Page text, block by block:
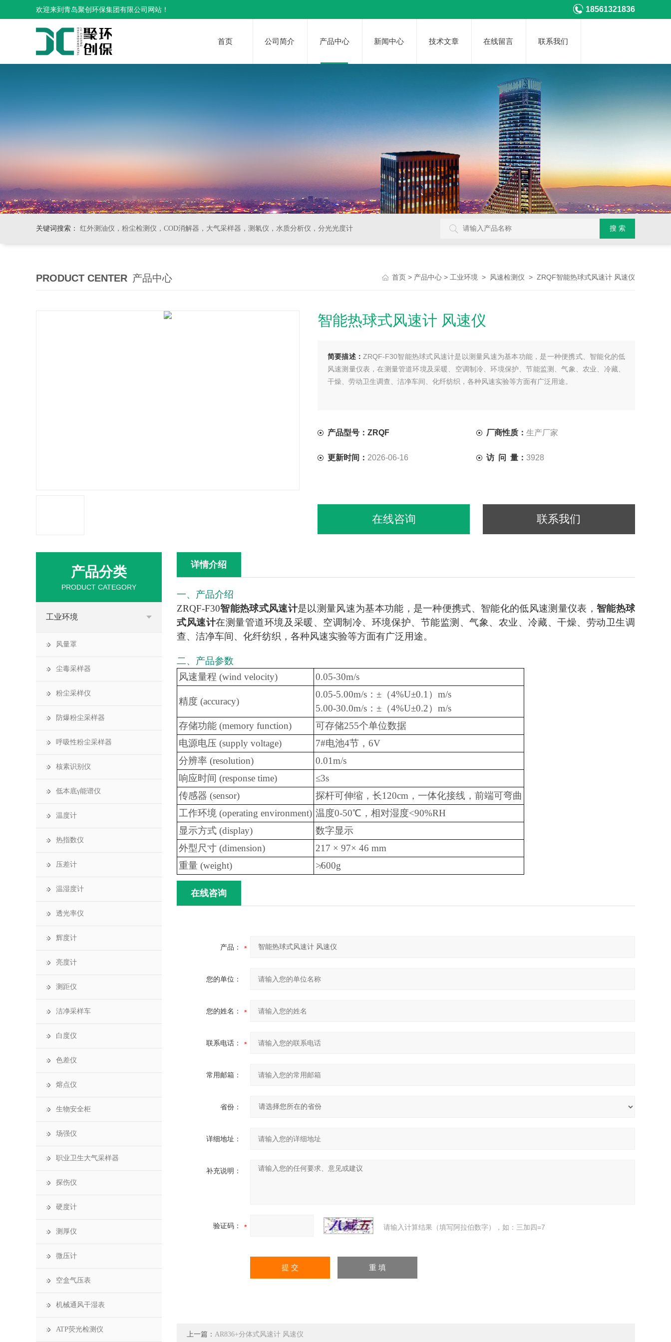
欢迎来到青岛聚创环保集团有限公司网站！ 18561321836
首页 公司简介 产品中心 新闻中心 技术文章 在线留言 联系我们
关键词搜索： 红外测油仪，粉尘检测仪，COD消解器，大气采样器，测氡仪，水质分析仪，分光光度计
PRODUCT CENTER 产品中心 首页 > 产品中心 > 工业环境 > 风速检测仪 > ZRQF智能热球式风速计 风速仪
智能热球式风速计 风速仪
简要描述： ZRQF-F30智能热球式风速计是以测量风速为基本功能，是一种便携式、智能化的低
风速测量仪表，在测量管道环境及采暖、空调制冷、环境保护、节能监测、气象、农业、冷藏、
干燥、劳动卫生调查、洁净车间、化纤纺织，各种风速实验等方面有广泛用途。
产品型号：ZRQF 厂商性质： 生产厂家
更新时间： 2026-06-16 访 问 量： 3928
在线咨询 联系我们
详情介绍
一、产品介绍
ZRQF-F30智能热球式风速计是以测量风速为基本功能，是一种便携式、智能化的低风速测量仪表，智能热球
式风速计在测量管道环境及采暖、空调制冷、环境保护、节能监测、气象、农业、冷藏、干燥、劳动卫生调
查、洁净车间、化纤纺织，各种风速实验等方面有广泛用途。
二、产品参数
风速量程 (wind velocity)
0.05-30m/s
精度 (accuracy)
0.05-5.00m/s：±（4%U±0.1）m/s
5.00-30.0m/s：±（4%U±0.2）m/s
存储功能 (memory function)
可存储255个单位数据
电源电压 (supply voltage)
7#电池4节，6V
分辨率 (resolution)
0.01m/s
响应时间 (response time)
≤3s
传感器 (sensor)
探杆可伸缩，长120cm，一体化接线，前端可弯曲
工作环境 (operating environment) 温度0-50℃，相对湿度<90%RH
显示方式 (display)
数字显示
外型尺寸 (dimension)
217 × 97× 46 mm
重量 (weight)
≯600g
在线咨询
产品：
您的单位：
您的姓名：
联系电话：
常用邮箱：
省份：
详细地址：
补充说明：
验证码： 请输入计算结果（填写阿拉伯数字），如：三加四=7
上一篇： AR836+分体式风速计 风速仪
产品分类
PRODUCT CATEGORY
工业环境
风量罩
尘毒采样器
粉尘采样仪
防爆粉尘采样器
呼吸性粉尘采样器
核素识别仪
低本底γ能谱仪
温度计
热指数仪
压差计
温湿度计
透光率仪
辉度计
亮度计
测距仪
洁净采样车
白度仪
色差仪
熔点仪
生物安全柜
场强仪
职业卫生大气采样器
探伤仪
硬度计
测厚仪
微压计
空盒气压表
机械通风干湿表
ATP荧光检测仪